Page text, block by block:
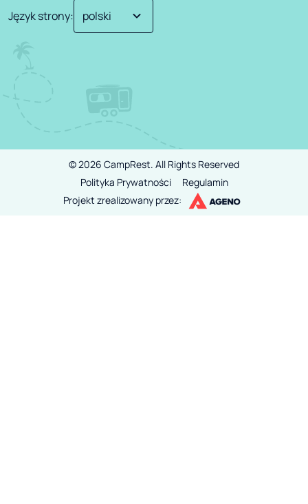
Język strony:
©2026 CampRest. All Rights Reserved
Polityka Prywatności
Regulamin
Projekt zrealizowany przez: